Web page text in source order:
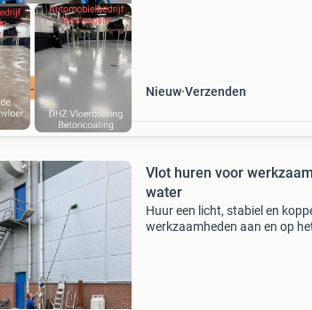
-25% - 25% Nieuw Verzenden
Vlot huren voor
water
Huur een licht, stabiel en
werkzaamheden aan en op